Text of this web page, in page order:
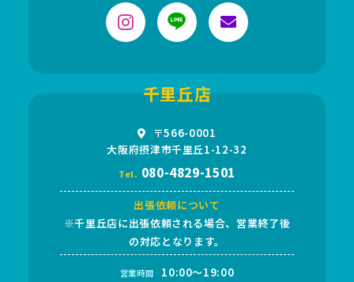
千里丘店
〒566-0001
大阪府摂津市千里丘1-12-32
Tel. 080-4829-1501
出張依頼について
※千里丘店に出張依頼される場合、営業終了後
の対応となります。
営業時間 10:00～19:00